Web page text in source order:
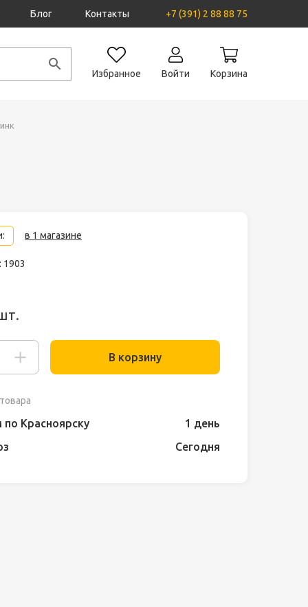
Блог Контакты +7 (391) 2 88 88 75
Избранное Войти Корзина
в 1 магазине
1903
В корзину
Красноярску
1 день
Сегодня